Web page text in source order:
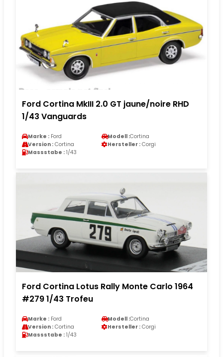
Ford Cortina MkIII 2.0 GT jaune/noire RHD
1/43 Vanguards
Marke : Ford Modell :Cortina
Version : Cortina Hersteller : Corgi
Massstabe : 1/43
Ford Cortina Lotus Rally Monte Carlo 1964
#279 1/43 Trofeu
Marke : Ford Modell :Cortina
Version : Cortina Hersteller : Corgi
Massstabe : 1/43